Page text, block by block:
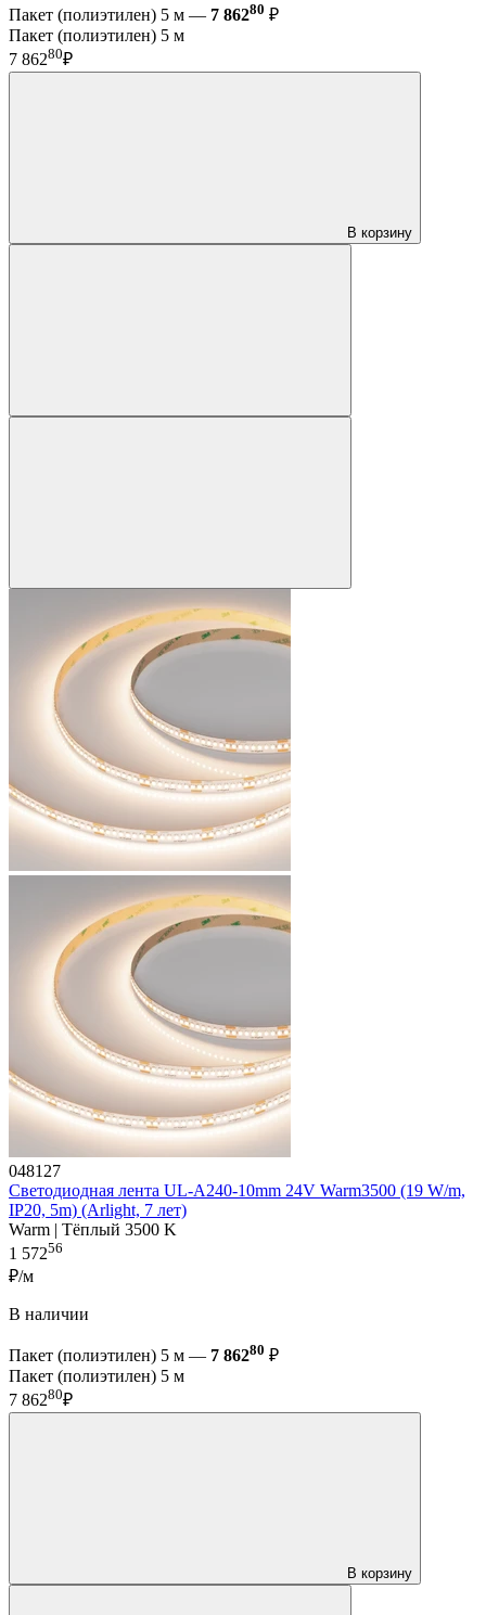
Пакет (полиэтилен) 5 м — 7 86280 ₽
Пакет (полиэтилен) 5 м
7 86280₽
В корзину
048127
Светодиодная лента UL-A240-10mm 24V Warm3500 (19 W/m,
IP20, 5m) (Arlight, 7 лет)
Warm | Тёплый 3500 K
1 57256
₽/м
В наличии
Пакет (полиэтилен) 5 м — 7 86280 ₽
Пакет (полиэтилен) 5 м
7 86280₽
В корзину